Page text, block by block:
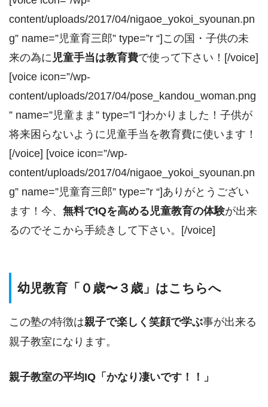
content/uploads/2017/04/nigaoe_yokoi_syounan.pn
g” name=”児童育三郎” type=”r “]この国・子供の未
来の為に児童手当は教育費で使って下さい！[/voice]
[voice icon=”/wp-
content/uploads/2017/04/pose_kandou_woman.png
” name=”児童まま” type=”l “]わかりました！子供が
将来困らないように児童手当を教育費に使います！
[/voice] [voice icon=”/wp-
content/uploads/2017/04/nigaoe_yokoi_syounan.pn
g” name=”児童育三郎” type=”r “]ありがとうござい
ます！今、 無料でIQを高める児童教育の体験が出来
るのでそこから手続きして下さい。[/voice]
幼児教育「０歳〜３歳」はこちらへ
この塾の特徴は親子で楽しく笑顔で学ぶ事が出来る
親子教室になります。
親子教室の平均IQ「かなり凄いです！！」